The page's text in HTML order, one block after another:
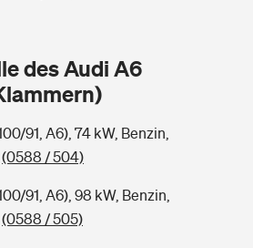
gefährdet ist Ihr Haus?
Versicherer finden
des Audi A6
91, A6), 74 kW, Benzin,
(0588 / 504)
91, A6), 98 kW, Benzin,
(0588 / 505)